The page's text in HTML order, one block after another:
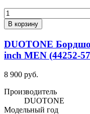
В корзину
DUOTONE
inch MEN (44252-
8 900 руб.
Производитель
DUOTONE
Модельный год